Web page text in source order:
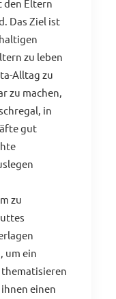
den Eltern
Das Ziel ist
zu leben
Alltag zu
zu machen,
in
gut
zu
um ein
einen